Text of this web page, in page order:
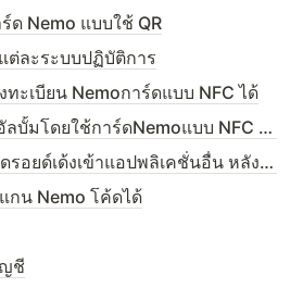
ด Nemo แบบใช้ QR
ต่ละระบบปฏิบัติการ
ทะเบียน Nemoการ์ดแบบ NFC ได้
11. จะลงทะเบียนอัลบั้มโดยใช้การ์ดNemoแบบ NFC แต่ข้อความ Pop-up เด้งขึ้นมาตลอด
12. โทรศัพท์แอนดรอยด์เด้งเข้าแอปพลิเคชั่นอื่น หลังจากแตะการ์ดแบบ NFC
กน Nemo โค้ดได้
ชี